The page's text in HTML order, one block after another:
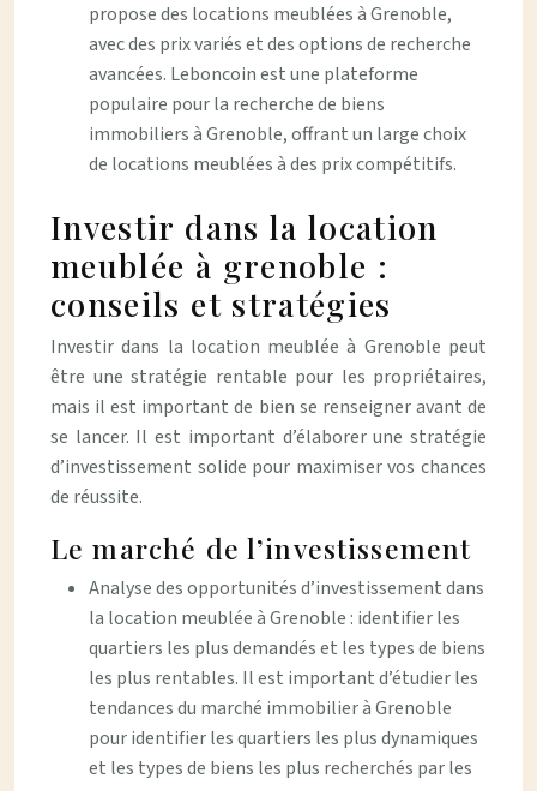
propose des locations meublées à Grenoble,
avec des prix variés et des options de recherche
avancées. Leboncoin est une plateforme
populaire pour la recherche de biens
immobiliers à Grenoble, offrant un large choix
de locations meublées à des prix compétitifs.
Investir dans la location
meublée à grenoble :
conseils et stratégies
Investir dans la location meublée à Grenoble peut
être une stratégie rentable pour les propriétaires,
mais il est important de bien se renseigner avant de
se lancer. Il est important d’élaborer une stratégie
d’investissement solide pour maximiser vos chances
de réussite.
Le marché de l’investissement
Analyse des opportunités d’investissement dans
la location meublée à Grenoble : identifier les
quartiers les plus demandés et les types de biens
les plus rentables. Il est important d’étudier les
tendances du marché immobilier à Grenoble
pour identifier les quartiers les plus dynamiques
et les types de biens les plus recherchés par les